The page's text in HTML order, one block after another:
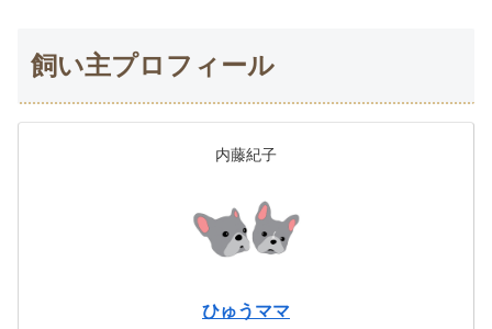
飼い主プロフィール
内藤紀子
ひゅうママ